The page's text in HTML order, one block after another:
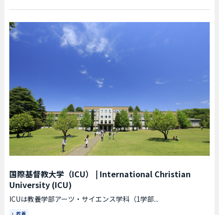
国際基督教大学（ICU） | International Christian
University (ICU)
ICUは教養学部アーツ・サイエンス学科（1学部...
教養